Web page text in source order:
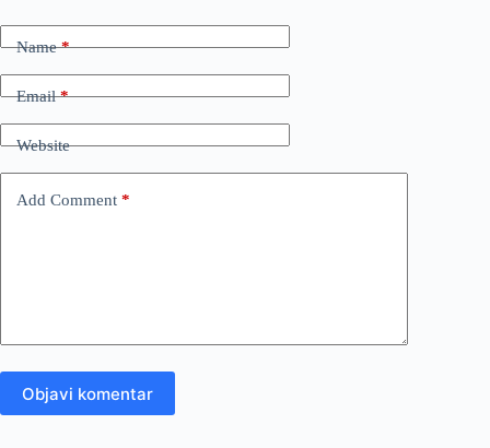
Name*
Email*
Website
Add Comment *
Objavi komentar